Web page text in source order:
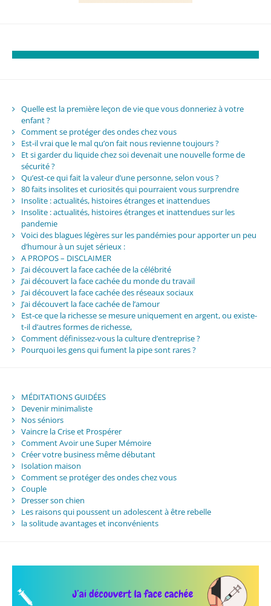
Quelle est la première leçon de vie que vous donneriez à votre
enfant ?
Comment se protéger des ondes chez vous
Est-il vrai que le mal qu’on fait nous revienne toujours ?
Et si garder du liquide chez soi devenait une nouvelle forme de
sécurité ?
Qu’est-ce qui fait la valeur d’une personne, selon vous ?
80 faits insolites et curiosités qui pourraient vous surprendre
Insolite : actualités, histoires étranges et inattendues
Insolite : actualités, histoires étranges et inattendues sur les
pandemie
Voici des blagues légères sur les pandémies pour apporter un peu
d’humour à un sujet sérieux :
A PROPOS – DISCLAIMER
J’ai découvert la face cachée de la célébrité
J’ai découvert la face cachée du monde du travail
J’ai découvert la face cachée des réseaux sociaux
J’ai découvert la face cachée de l’amour
Est-ce que la richesse se mesure uniquement en argent, ou existe-
t-il d’autres formes de richesse,
Comment définissez-vous la culture d’entreprise ?
Pourquoi les gens qui fument la pipe sont rares ?
MÉDITATIONS GUIDÉES
Devenir minimaliste
Nos séniors
Vaincre la Crise et Prospérer
Comment Avoir une Super Mémoire
Créer votre business même débutant
Isolation maison
Comment se protéger des ondes chez vous
Couple
Dresser son chien
Les raisons qui poussent un adolescent à être rebelle
la solitude avantages et inconvénients